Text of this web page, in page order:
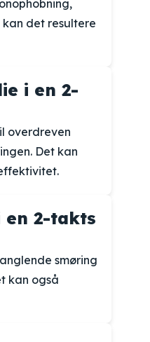
det resultere
i en 2-
overdreven
Det kan
2-takts
smøring
kan også